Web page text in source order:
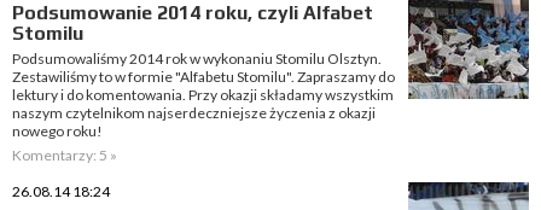
Podsumowanie 2014 roku, czyli Alfabet
Stomilu
Podsumowaliśmy 2014 rok w wykonaniu Stomilu Olsztyn.
Zestawiliśmy to w formie "Alfabetu Stomilu". Zapraszamy do
lektury i do komentowania. Przy okazji składamy wszystkim
naszym czytelnikom najserdeczniejsze życzenia z okazji
nowego roku!
Komentarzy: 5 »
26.08.14 18:24